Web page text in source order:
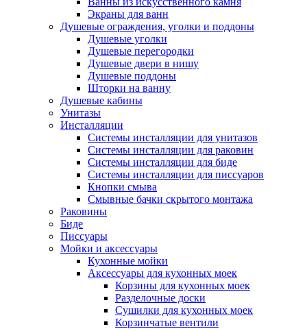
Экраны для ванн
Душевые ограждения, уголки и поддоны
Душевые уголки
Душевые перегородки
Душевые двери в нишу
Душевые поддоны
Шторки на ванну
Душевые кабины
Унитазы
Инсталляции
Системы инсталляции для унитазов
Системы инсталляции для раковин
Системы инсталляции для биде
Системы инсталляции для писсуаров
Кнопки смыва
Смывные бачки скрытого монтажа
Раковины
Биде
Писсуары
Мойки и аксессуары
Кухонные мойки
Аксессуары для кухонных моек
Корзины для кухонных моек
Разделочные доски
Сушилки для кухонных моек
Корзинчатые вентили